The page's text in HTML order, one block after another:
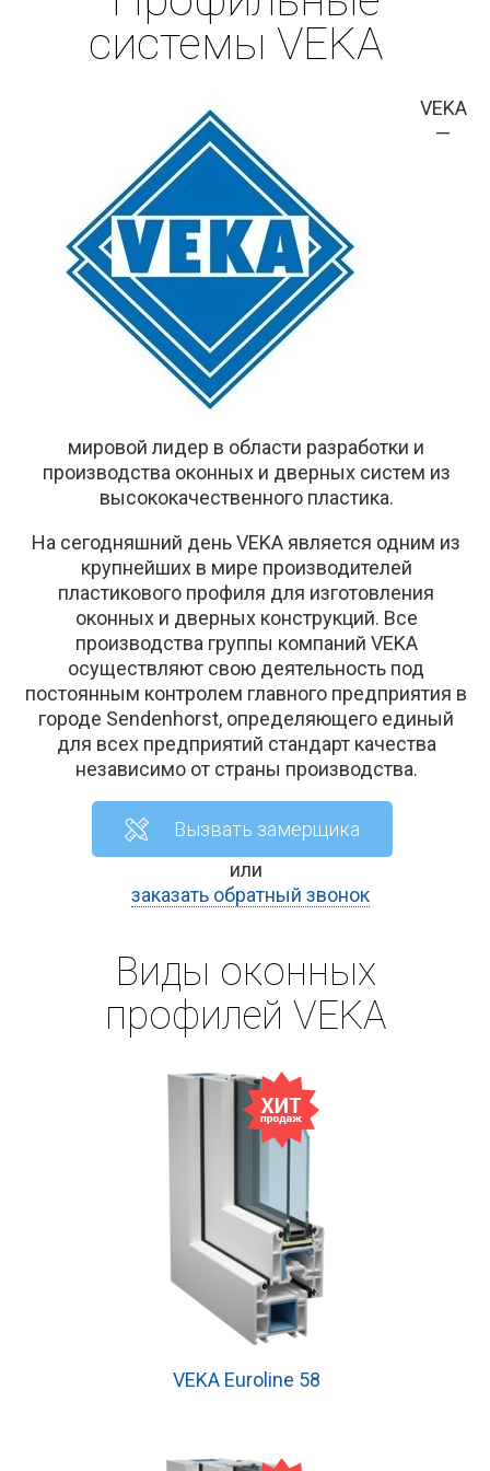
системы VEKA
VEKA
—
мировой лидер в области разработки и
производства оконных и дверных систем из
высококачественного пластика.
На сегодняшний день VEKA является одним из
крупнейших в мире производителей
пластикового профиля для изготовления
оконных и дверных конструкций. Все
производства группы компаний VEKA
осуществляют свою деятельность под
постоянным контролем главного предприятия в
городе Sendenhorst, определяющего единый
для всех предприятий стандарт качества
независимо от страны производства.
Вызвать замерщика
или
заказать обратный звонок
Виды оконных
профилей VEKA
VEKA Euroline 58